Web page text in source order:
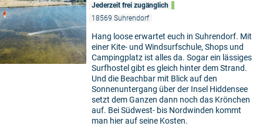
Jederzeit frei zugänglich
18569 Suhrendorf
Hang loose erwartet euch in Suhrendorf. Mit
einer Kite- und Windsurfschule, Shops und
Campingplatz ist alles da. Sogar ein lässiges
Surfhostel gibt es gleich hinter dem Strand.
Und die Beachbar mit Blick auf den
Sonnenuntergang über der Insel Hiddensee
setzt dem Ganzen dann noch das Krönchen
auf. Bei Südwest- bis Nordwinden kommt
man hier auf seine Kosten.